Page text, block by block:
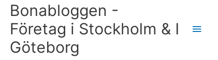
Bonabloggen -
Företag i Stockholm & I
Göteborg
Main